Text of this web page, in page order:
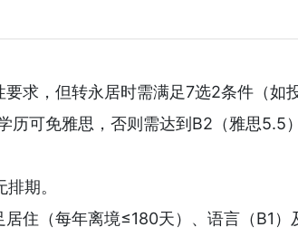
恭喜嘉诚海外Z女士顺利获... 恭喜嘉诚海外客户
求，但转永居时需满足7选2条件（
历可免雅思，否则需达到B2（雅思5.5）
期。
住（每年离境≤180天）、语言（B1